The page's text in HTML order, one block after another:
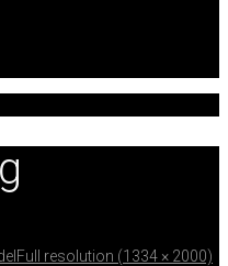
Full resolution (1334 × 2000)